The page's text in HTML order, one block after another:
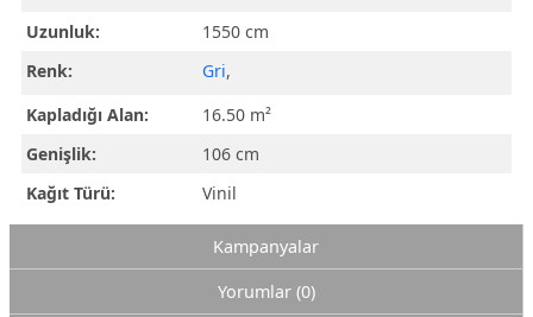
Uzunluk:
1550 cm
Renk:
Gri,
Kapladığı Alan:
16.50 m²
Genişlik:
106 cm
Kağıt Türü:
Vinil
Kampanyalar
Yorumlar (0)